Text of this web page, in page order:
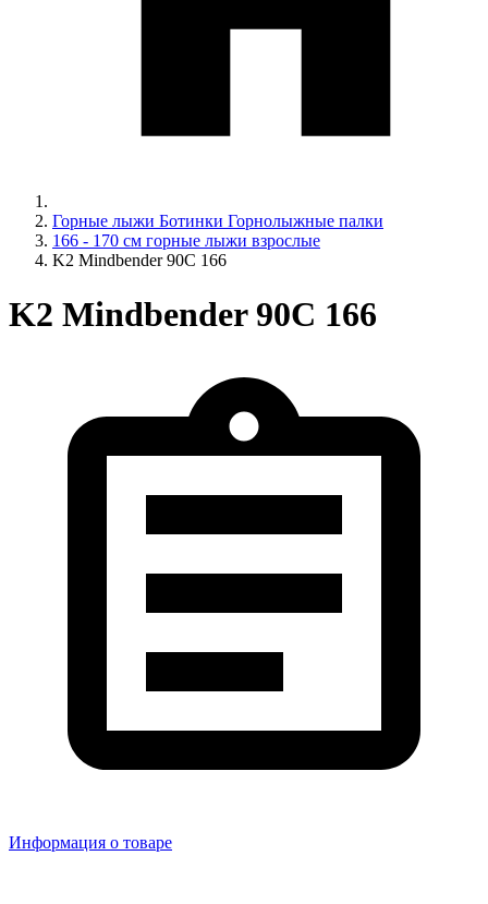
Горные лыжи Ботинки Горнолыжные палки
166 - 170 см горные лыжи взрослые
K2 Mindbender 90C 166
K2 Mindbender 90C 166
Информация о товаре